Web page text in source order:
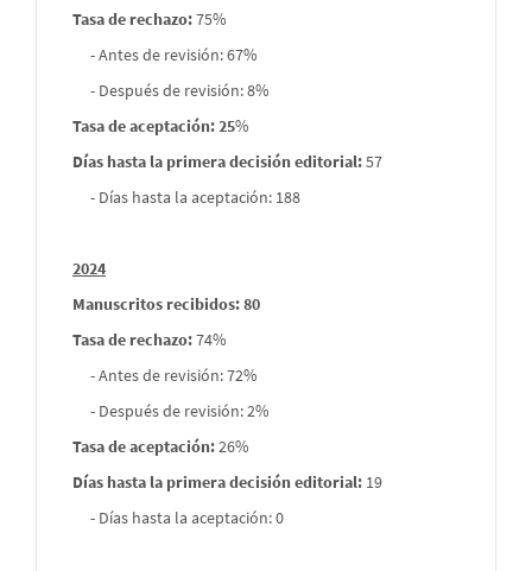
Tasa de rechazo:75%
- Antes de revisión: 67%
- Después de revisión: 8%
Tasa de aceptación: 25%
Días hasta la primera decisión editorial:57
- Días hasta la aceptación: 188
2024
Manuscritos recibidos: 80
Tasa de rechazo:74%
- Antes de revisión: 72%
- Después de revisión: 2%
Tasa de aceptación:26%
Días hasta la primera decisión editorial: 19
- Días hasta la aceptación: 0